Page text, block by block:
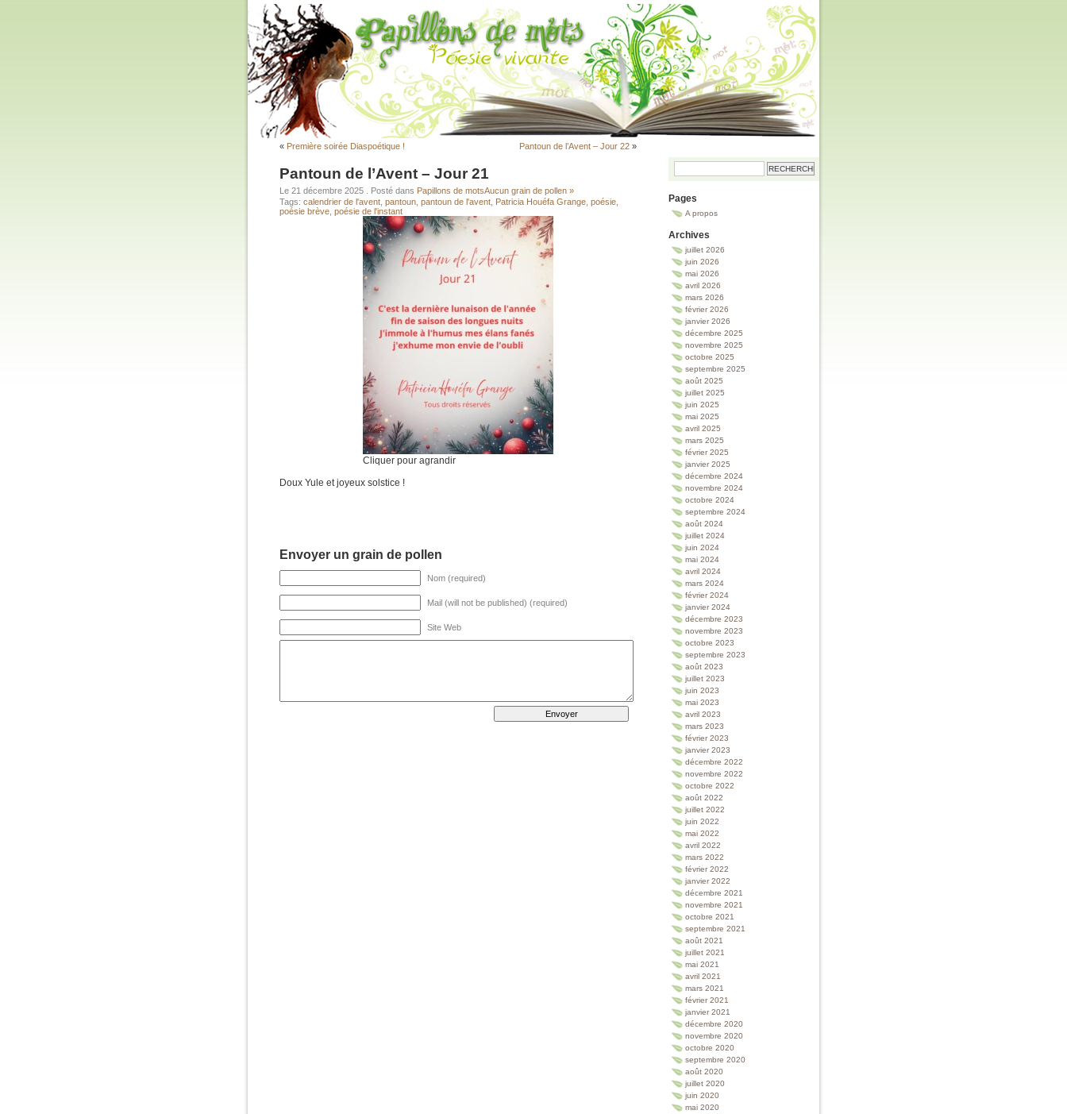
« Première soirée Diaspoétique ! Pantoun de l’Avent – Jour 22 »
Pantoun de l’Avent – Jour 21
Le 21 décembre 2025 . Posté dans Papillons de motsAucun grain de pollen »
Tags: calendrier de l'avent pantoun pantoun de l'avent Patricia Houéfa Grange poésie
poésie brève poésie de l'instant
Cliquer pour agrandir
Doux Yule et joyeux solstice !
Envoyer un grain de pollen
Nom (required)
Mail (will not be published) (required)
Site Web
Pages
A propos
Archives
juillet 2026
juin 2026
mai 2026
avril 2026
mars 2026
février 2026
janvier 2026
décembre 2025
novembre 2025
octobre 2025
septembre 2025
août 2025
juillet 2025
juin 2025
mai 2025
avril 2025
mars 2025
février 2025
janvier 2025
décembre 2024
novembre 2024
octobre 2024
septembre 2024
août 2024
juillet 2024
juin 2024
mai 2024
avril 2024
mars 2024
février 2024
janvier 2024
décembre 2023
novembre 2023
octobre 2023
septembre 2023
août 2023
juillet 2023
juin 2023
mai 2023
avril 2023
mars 2023
février 2023
janvier 2023
décembre 2022
novembre 2022
octobre 2022
août 2022
juillet 2022
juin 2022
mai 2022
avril 2022
mars 2022
février 2022
janvier 2022
décembre 2021
novembre 2021
octobre 2021
septembre 2021
août 2021
juillet 2021
mai 2021
avril 2021
mars 2021
février 2021
janvier 2021
décembre 2020
novembre 2020
octobre 2020
septembre 2020
août 2020
juillet 2020
juin 2020
mai 2020